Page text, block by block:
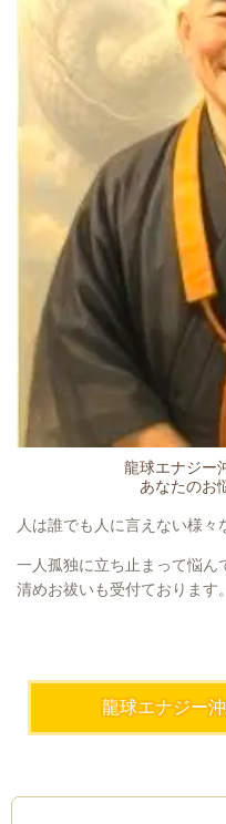
龍球エナジー
あなたのお
人は誰でも人に言えない様々
一人孤独に立ち止まって悩ん
清めお祓いも受付ております。
龍球エナジー